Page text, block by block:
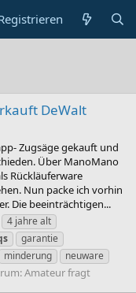
DeWalt
Zugsäge gekauft und
Über ManoMano
Rückläuferware
Nun packe ich vorhin
Die beeinträchtigen...
4 jahre alt
garantie
minderung
neuware
Amateur fragt